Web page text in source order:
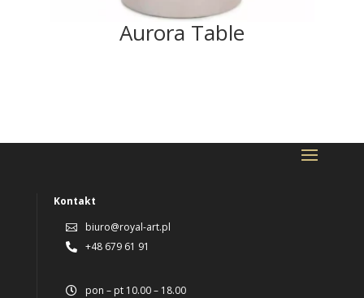
Aurora Table
Kontakt
 biuro@royal-art.pl
 +48 679 61 91
 pon – pt 10.00 – 18.00